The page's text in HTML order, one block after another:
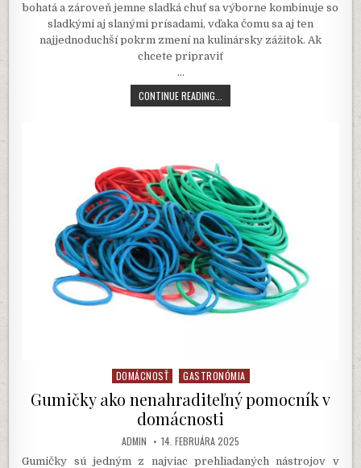
bohatá a zároveň jemne sladká chuť sa výborne kombinuje so
sladkými aj slanými prísadami, vďaka čomu sa aj ten
najjednoduchší pokrm zmení na kulinársky zážitok. Ak
chcete pripraviť
…
CONTINUE READING...
A
Posted
in
DOMÁCNOSŤ GASTRONÓMIA
Gumičky ako nenahraditeľný pomocník v
domácnosti
AUTHOR:
ADMIN PUBLISHED
DATE:
14. FEBRUÁRA 2025
Gumičky sú jedným z najviac prehliadaných nástrojov v